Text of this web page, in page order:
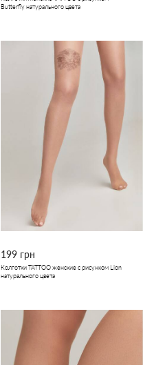
Butterfly натурального цвета
199 грн
Колготки TATTOO женские с рисунком Lion
натурального цвета